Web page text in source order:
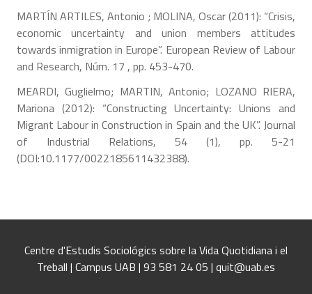
MARTÍN ARTILES, Antonio ; MOLINA, Oscar (2011): “Crisis,
economic uncertainty and union members attitudes
towards inmigration in Europe”. European Review of Labour
and Research, Núm. 17 , pp. 453-470.
MEARDI, Guglielmo; MARTIN, Antonio; LOZANO RIERA,
Mariona (2012): “Constructing Uncertainty: Unions and
Migrant Labour in Construction in Spain and the UK”. Journal
of Industrial Relations, 54 (1), pp. 5-21
(DOI:10.1177/0022185611432388).
Centre d'Estudis Sociológics sobre la Vida Quotidiana i el
Treball | Campus UAB | 93 581 24 05 | quit@uab.es